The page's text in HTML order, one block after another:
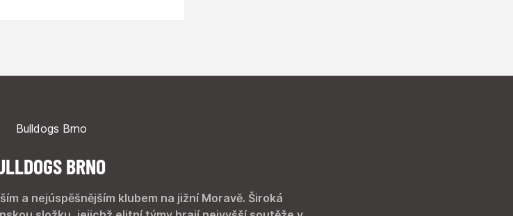
BRNO
a nejúspěšnějším klubem na jižní Moravě. Široká